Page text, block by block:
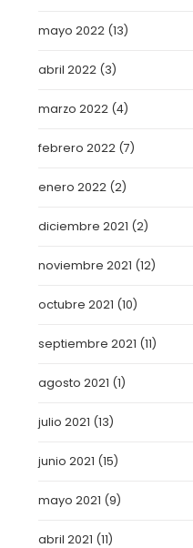
mayo 2022 (13)
abril 2022 (3)
marzo 2022 (4)
febrero 2022 (7)
enero 2022 (2)
diciembre 2021 (2)
noviembre 2021 (12)
octubre 2021 (10)
septiembre 2021 (11)
agosto 2021 (1)
julio 2021 (13)
junio 2021 (15)
mayo 2021 (9)
abril 2021 (11)